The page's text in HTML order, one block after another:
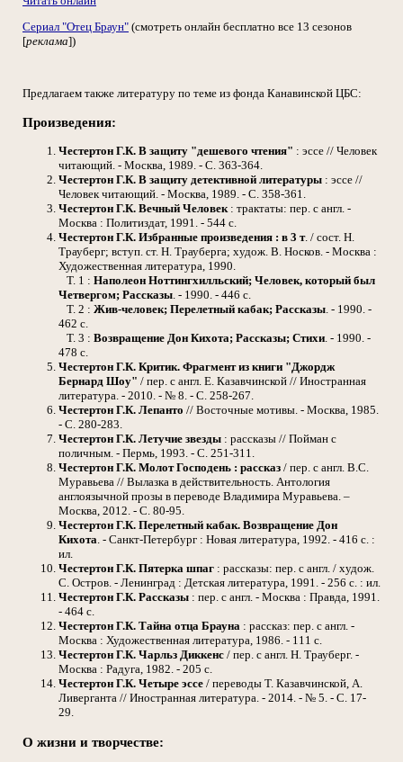
Сериал "Отец Браун" (смотреть онлайн бесплатно все 13 сезонов
[реклама])
Предлагаем также литературу по теме из фонда Канавинской ЦБС:
Произведения:
Честертон Г.К. В защиту "дешевого чтения" : эссе // Человек
читающий. - Москва, 1989. - С. 363-364.
Честертон Г.К. В защиту детективной литературы : эссе //
Человек читающий. - Москва, 1989. - С. 358-361.
Честертон Г.К. Вечный Человек: трактаты: пер. с англ. -
Москва : Политиздат, 1991. - 544 с.
Честертон Г.К. Избранные произведения : в 3 т. / сост. Н.
Трауберг; вступ. ст. Н. Трауберга; худож. В. Носков. - Москва :
Художественная литература, 1990.
Т. 1 : Наполеон Ноттингхилльский; Человек, который был
Четвергом; Рассказы. - 1990. - 446 с.
Т. 2 : Жив-человек; Перелетный кабак; Рассказы. - 1990. -
462 с.
Т. 3 : Возвращение Дон Кихота; Рассказы; Стихи. - 1990. -
478 с.
Честертон Г.К. Критик. Фрагмент из книги "Джордж
Бернард Шоу" / пер. с англ. Е. Казавчинской // Иностранная
литература. - 2010. - № 8. - С. 258-267.
Честертон Г.К. Лепанто // Восточные мотивы. - Москва, 1985.
- С. 280-283.
Честертон Г.К. Летучие звезды : рассказы // Пойман с
поличным. - Пермь, 1993. - С. 251-311.
Честертон Г.К. Молот Господень : рассказ / пер. с англ. В.С.
Муравьева // Вылазка в действительность. Антология
англоязычной прозы в переводе Владимира Муравьева. –
Москва, 2012. - С. 80-95.
Честертон Г.К. Перелетный кабак. Возвращение Дон
Кихота. - Санкт-Петербург : Новая литература, 1992. - 416 с. :
ил.
Честертон Г.К. Пятерка шпаг : рассказы: пер. с англ. / худож.
С. Остров. - Ленинград : Детская литература, 1991. - 256 с. : ил.
Честертон Г.К. Рассказы : пер. с англ. - Москва : Правда, 1991.
- 464 с.
Честертон Г.К. Тайна отца Брауна : рассказ: пер. с англ. -
Москва : Художественная литература, 1986. - 111 с.
Честертон Г.К. Чарльз Диккенс / пер. с англ. Н. Трауберг. -
Москва : Радуга, 1982. - 205 с.
Честертон Г.К. Четыре эссе / переводы Т. Казавчинской, А.
Ливерганта // Иностранная литература. - 2014. - № 5. - С. 17-
29.
О жизни и творчестве: